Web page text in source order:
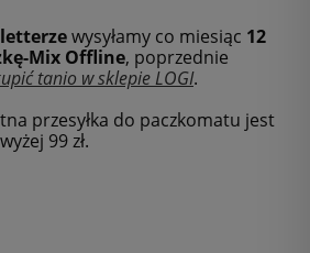
wysyłamy co miesiąc 12
Mix Offline, poprzednie
tanio w sklepie LOGI.
przesyłka do paczkomatu jest
99 zł.